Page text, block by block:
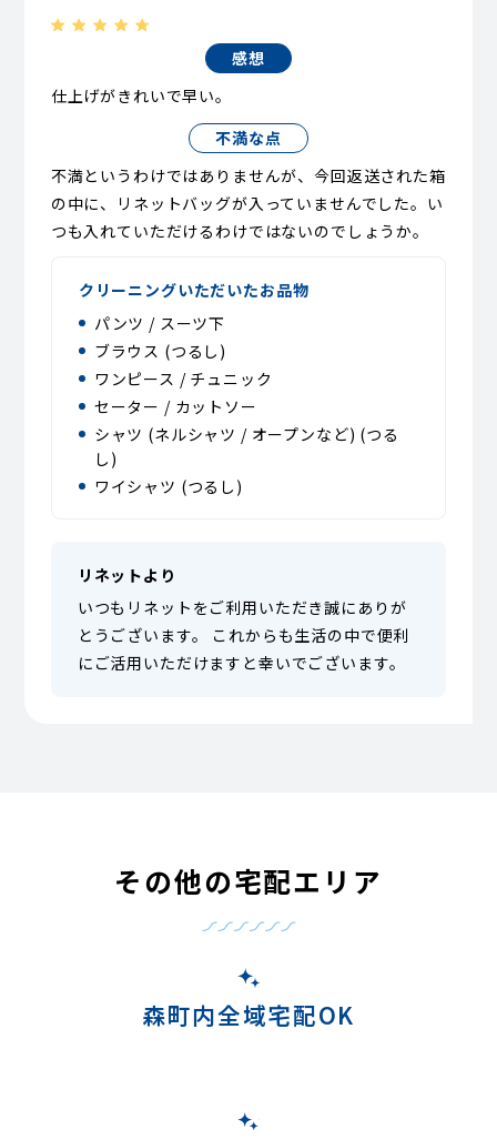
感想
仕上げがきれいで早い。
不満な点
不満というわけではありませんが、今回返送された箱
の中に、リネットバッグが入っていませんでした。い
つも入れていただけるわけではないのでしょうか。
クリーニングいただいたお品物
パンツ / スーツ下
ブラウス (つるし)
ワンピース / チュニック
セーター / カットソー
シャツ (ネルシャツ / オープンなど) (つる
し)
ワイシャツ (つるし)
リネットより
いつもリネットをご利用いただき誠にありが
とうございます。 これからも生活の中で便利
にご活用いただけますと幸いでございます。
その他の宅配エリア
森町内全域宅配OK